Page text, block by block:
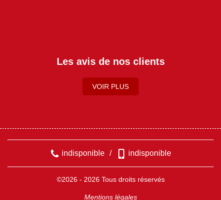
Les avis de nos clients
VOIR PLUS
indisponible / indisponible
©2026 - 2026 Tous droits réservés
Mentions légales